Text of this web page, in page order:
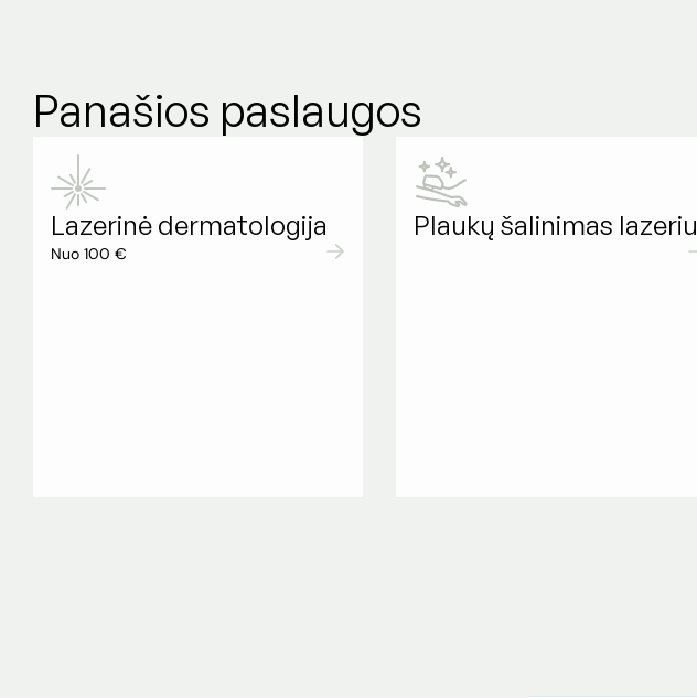
Panašios paslaugos
Lazerinė dermatologija
Nuo 100 €
Plaukų šalinimas lazeriu